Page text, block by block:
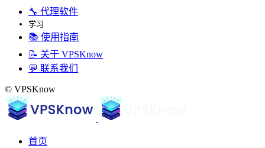
🔧 代理软件
学习
📚 使用指南
📝 关于 VPSKnow
💬 联系我们
© VPSKnow
首页